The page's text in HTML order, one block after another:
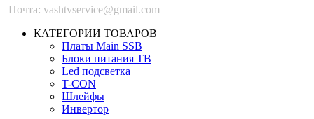
Почта: vashtvservice@gmail.com
КАТЕГОРИИ ТОВАРОВ
Платы Main SSB
Блоки питания ТВ
Led подсветка
T-CON
Шлейфы
Инвертор